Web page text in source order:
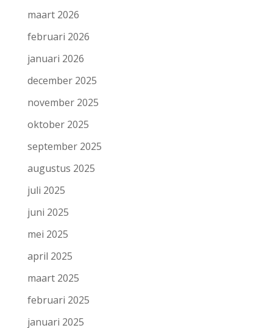
maart 2026
februari 2026
januari 2026
december 2025
november 2025
oktober 2025
september 2025
augustus 2025
juli 2025
juni 2025
mei 2025
april 2025
maart 2025
februari 2025
januari 2025